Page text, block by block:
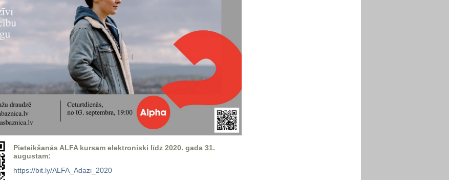
Pieteikšanās ALFA kursam elektroniski līdz 2020. gada 31.
augustam:
https://bit.ly/ALFA_Adazi_2020